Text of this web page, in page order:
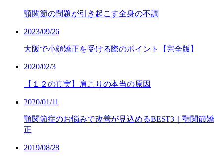
顎関節の問題が引き起こす全身の不調
2023/09/26
大阪で小顔矯正を受ける際のポイント【完全版】
2020/02/3
【１２の真実】肩こりの本当の原因
2020/01/11
顎関節症のお悩みで改善が見込めるBEST3｜顎関節矯
正
2019/08/28